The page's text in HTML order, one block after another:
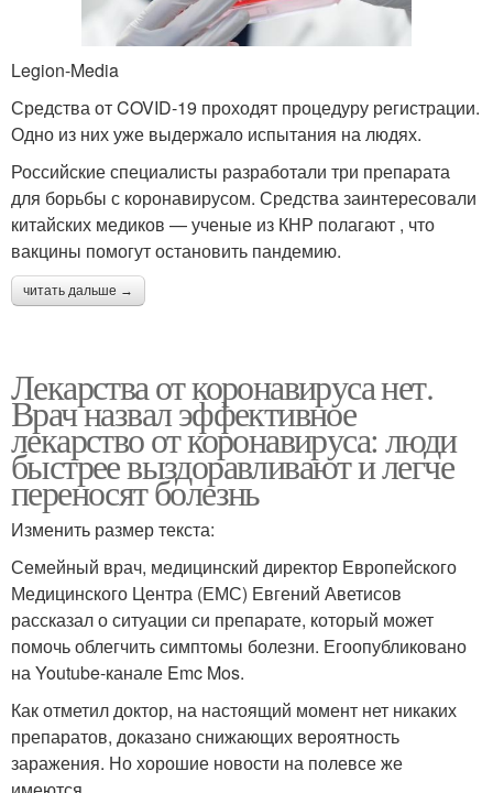
Legion-Media
Средства от COVID-19 проходят процедуру регистрации.
Одно из них уже выдержало испытания на людях.
Российские специалисты разработали три препарата
для борьбы с коронавирусом. Средства заинтересовали
китайских медиков — ученые из КНР полагают , что
вакцины помогут остановить пандемию.
читать дальше →
Лекарства от коронавируса нет.
Врач назвал эффективное
лекарство от коронавируса: люди
быстрее выздоравливают и легче
переносят болезнь
Изменить размер текста:
Семейный врач, медицинский директор Европейского
Медицинского Центра (ЕМС) Евгений Аветисов
рассказал о ситуации си препарате, который может
помочь облегчить симптомы болезни. Егоопубликовано
на Youtube-канале Emc Mos.
Как отметил доктор, на настоящий момент нет никаких
препаратов, доказано снижающих вероятность
заражения. Но хорошие новости на полевсе же